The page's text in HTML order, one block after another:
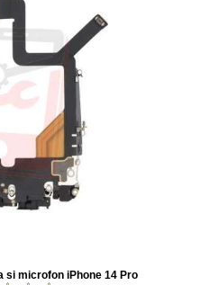
si microfon iPhone 14 Pro